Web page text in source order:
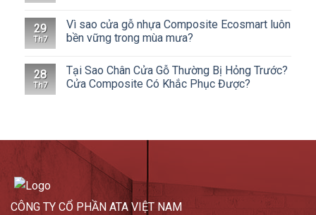
29
Th7
Vì sao cửa gỗ nhựa Composite Ecosmart luôn
bền vững trong mùa mưa?
28
Th7
Tại Sao Chân Cửa Gỗ Thường Bị Hỏng Trước?
Cửa Composite Có Khắc Phục Được?
CÔNG TY CỔ PHẦN ATA VIỆT NAM